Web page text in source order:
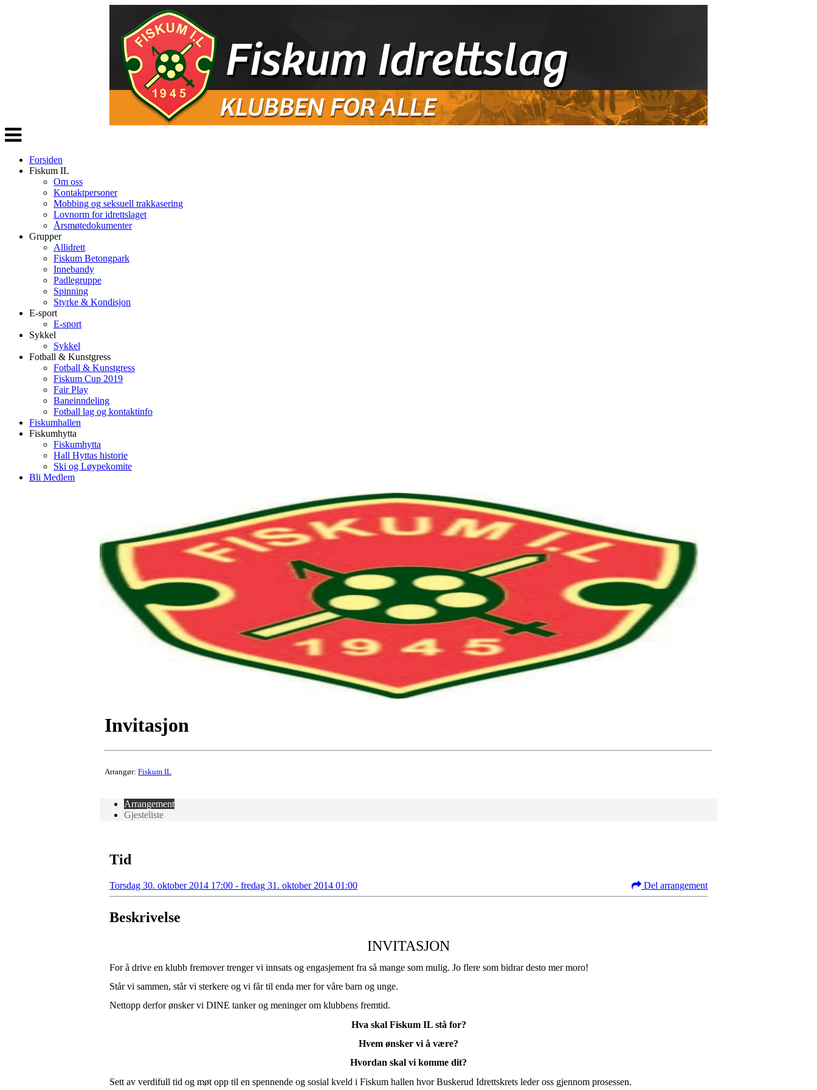
Veksle
navigasjon
Forsiden
Fiskum IL
Om oss
Kontaktpersoner
Mobbing og seksuell trakkasering
Lovnorm for idrettslaget
Årsmøtedokumenter
Grupper
Allidrett
Fiskum Betongpark
Innebandy
Padlegruppe
Spinning
Styrke & Kondisjon
E-sport
E-sport
Sykkel
Sykkel
Fotball & Kunstgress
Fotball & Kunstgress
Fiskum Cup 2019
Fair Play
Baneinndeling
Fotball lag og kontaktinfo
Fiskumhallen
Fiskumhytta
Fiskumhytta
Hall Hyttas historie
Ski og Løypekomite
Bli Medlem
Invitasjon
Arrangør: Fiskum IL
Arrangement
Gjesteliste
Tid
Torsdag 30. oktober 2014 17:00 - fredag 31. oktober 2014 01:00 Del arrangement
Beskrivelse
INVITASJON
For å drive en klubb fremover trenger vi innsats og engasjement fra så mange som mulig. Jo flere som bidrar desto mer moro!
Står vi sammen, står vi sterkere og vi får til enda mer for våre barn og unge.
Nettopp derfor ønsker vi DINE tanker og meninger om klubbens fremtid.
Hva skal Fiskum IL stå for?
Hvem ønsker vi å være?
Hvordan skal vi komme dit?
Sett av verdifull tid og møt opp til en spennende og sosial kveld i Fiskum hallen hvor Buskerud Idrettskrets leder oss gjennom prosessen.